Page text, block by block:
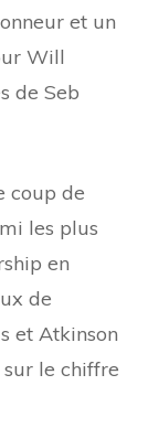
et un
Will
de Seb
coup de
les plus
en
de
et Atkinson
le chiffre